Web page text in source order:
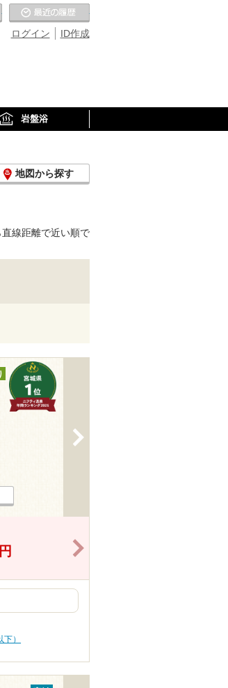
ID作成
ログイン
お気に入りの温泉
岩盤浴
地図から探す
線距離で近い順で
）